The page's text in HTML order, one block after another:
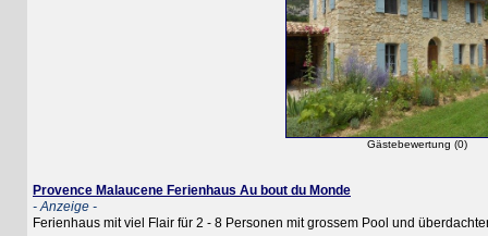
Gästebewertung (0)
Provence Malaucene Ferienhaus Au bout du Monde
- Anzeige -
Ferienhaus mit viel Flair für 2 - 8 Personen mit grossem Pool und überdachter